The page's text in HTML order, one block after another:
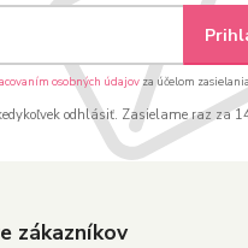
osobných údajov za účelom
odhlásiť. Zasielame raz za
zákazníkov